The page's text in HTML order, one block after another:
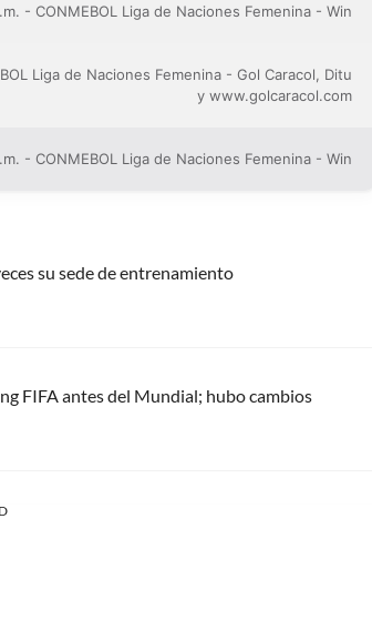
- CONMEBOL Liga de Naciones Femenina - Win
Liga de Naciones Femenina - Gol Caracol, Ditu
y www.golcaracol.com
- CONMEBOL Liga de Naciones Femenina - Win
su sede de entrenamiento
FIFA antes del Mundial; hubo cambios